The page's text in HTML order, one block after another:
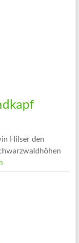
Hilser den